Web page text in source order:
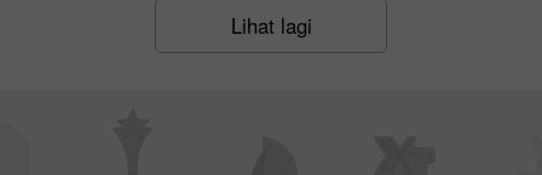
Lihat lagi